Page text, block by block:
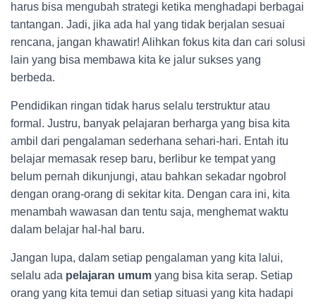
harus bisa mengubah strategi ketika menghadapi berbagai
tantangan. Jadi, jika ada hal yang tidak berjalan sesuai
rencana, jangan khawatir! Alihkan fokus kita dan cari solusi
lain yang bisa membawa kita ke jalur sukses yang
berbeda.
Pendidikan ringan tidak harus selalu terstruktur atau
formal. Justru, banyak pelajaran berharga yang bisa kita
ambil dari pengalaman sederhana sehari-hari. Entah itu
belajar memasak resep baru, berlibur ke tempat yang
belum pernah dikunjungi, atau bahkan sekadar ngobrol
dengan orang-orang di sekitar kita. Dengan cara ini, kita
menambah wawasan dan tentu saja, menghemat waktu
dalam belajar hal-hal baru.
Jangan lupa, dalam setiap pengalaman yang kita lalui,
selalu ada pelajaran umum yang bisa kita serap. Setiap
orang yang kita temui dan setiap situasi yang kita hadapi